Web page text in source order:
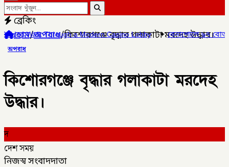
ব্রেকিং
a Modern Casino Lobby✦বেনাপোলে ৯৭ বোতল নেশা জাতীয়
হোম/অপরাধ/কিশোরগঞ্জে বৃদ্ধার গলাকাটা মরদেহ উদ্ধার।
অপরাধ
কিশোরগঞ্জে বৃদ্ধার গলাকাটা মরদেহ
উদ্ধার।
দ
দেশ সময়
নিজস্ব সংবাদদাতা